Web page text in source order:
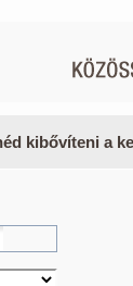
kibővíteni a